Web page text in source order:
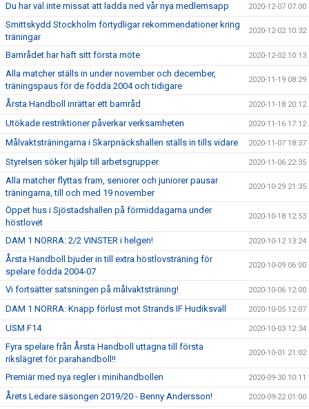
Du har väl inte missat att ladda ned vår nya medlemsapp 2020-12-07 07:00
Smittskydd Stockholm förtydligar rekommendationer kring
träningar
2020-12-02 10:32
Barnrådet har haft sitt första möte 2020-12-02 10:13
Alla matcher ställs in under november och december,
träningspaus för de födda 2004 och tidigare
2020-11-19 08:29
Årsta Handboll inrättar ett barnråd 2020-11-18 20:12
Utökade restriktioner påverkar verksamheten 2020-11-16 17:12
Målvaktsträningarna i Skarpnäckshallen ställs in tills vidare 2020-11-07 18:37
Styrelsen söker hjälp till arbetsgrupper 2020-11-06 22:35
Alla matcher flyttas fram, seniorer och juniorer pausar
träningarna, till och med 19 november
2020-10-29 21:35
Öppet hus i Sjöstadshallen på förmiddagarna under
höstlovet
2020-10-18 12:53
DAM 1 NORRA: 2/2 VINSTER i helgen! 2020-10-12 13:24
Årsta Handboll bjuder in till extra höstlovsträning för
spelare födda 2004-07
2020-10-09 06:00
Vi fortsätter satsningen på målvaktsträning! 2020-10-06 12:00
DAM 1 NORRA: Knapp förlust mot Strands IF Hudiksvall 2020-10-05 12:07
USM F14 2020-10-03 12:34
Fyra spelare från Årsta Handboll uttagna till första
rikslägret för parahandboll!!
2020-10-01 21:02
Premiär med nya regler i minihandbollen 2020-09-30 10:11
Årets Ledare säsongen 2019/20 - Benny Andersson! 2020-09-22 01:00